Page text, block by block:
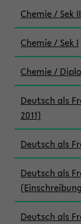
Chemie / Sek II
Chemie / Sek I
Chemie /
Deutsch als
2011)
Deutsch als
Deutsch als
Deutsch als